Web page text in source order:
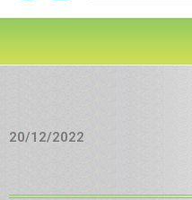
20/12/2022